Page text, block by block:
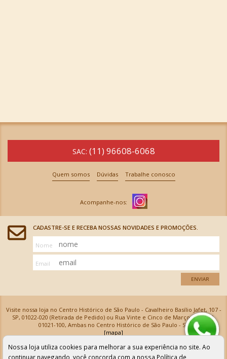
SAC: (11) 96608-6068
Quem somos Dúvidas Trabalhe conosco
CADASTRE-SE E RECEBA NOSSAS NOVIDADES E PROMOÇÕES.
Nome
Email
ENVIAR
Visite nossa loja no Centro Histórico de São Paulo - Cavalheiro Basílio Jafet, 107 -
SP, 01022-020 (Retirada de Pedido) ou Rua Vinte e Cinco de Março, 576 - SP,
01021-100, Ambas no Centro Histórico de São Paulo - SP
[mapa]
Armarinhos Santa Cecília Ltda | CNPJ: 61.069.639/0001-18
Os preços e as condições de pagamento apresentadas na loja virtual não valem para nossa loja física e
podem sofrer alterações sem aviso prévio. Vendas com cartão de crédito sujeitas a análise e
Nossa loja utiliza cookies para melhorar a sua experiência no site. Ao
continuar navegando, você concorda com a nossa Política de